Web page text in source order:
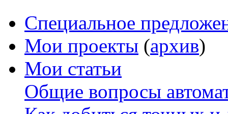
Специальное
Мои проекты (архив)
Мои статьи
Общие вопросы